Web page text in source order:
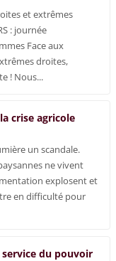
et extrêmes
: journée
Face aux
droites,
! Nous...
crise agricole
un scandale.
ne vivent
explosent et
en difficulté pour
service du pouvoir